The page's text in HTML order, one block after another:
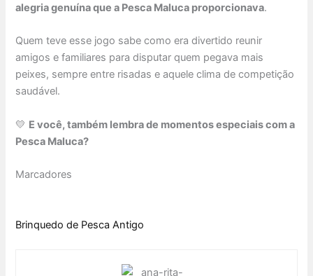
alegria genuína que a Pesca Maluca proporcionava.
Quem teve esse jogo sabe como era divertido reunir
amigos e familiares para disputar quem pegava mais
peixes, sempre entre risadas e aquele clima de competição
saudável.
💛 E você, também lembra de momentos especiais com a
Pesca Maluca?
Marcadores
Brinquedo de Pesca Antigo